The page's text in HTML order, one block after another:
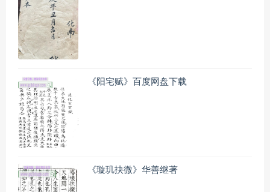
《阳宅赋》百度网盘下载
《璇玑抉微》华善继著